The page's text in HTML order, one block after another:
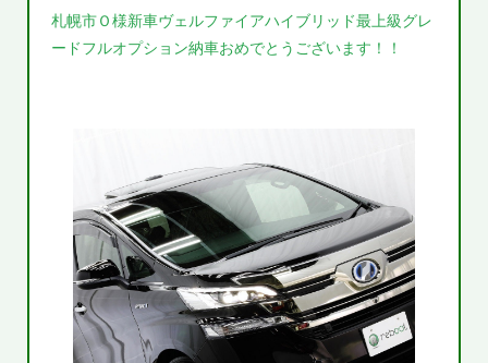
札幌市Ｏ様新車ヴェルファイアハイブリッド最上級グレ
ードフルオプション納車おめでとうございます！！